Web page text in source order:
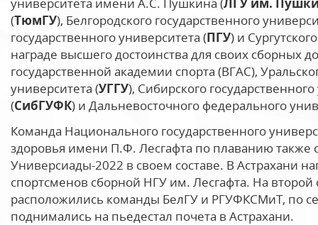
(ТюмГУ), Белгородского государственного
государственного университета (ПГУ) и
награде высшего достоинства для своих сборных
государственной академии спорта (ВГАС),
университета (УГГУ), Сибирского
(СибГУФК) и Дальневосточного федерального
Команда Национального государственного
здоровья имени П.Ф. Лесгафта по плаванию также
Универсиады-2022 в своем составе. В Астрахани
спортсменов сборной НГУ им. Лесгафта. На
расположились команды БелГУ и РГУФКСМиТ, по
поднимались на пьедестал почета в Астрахани.